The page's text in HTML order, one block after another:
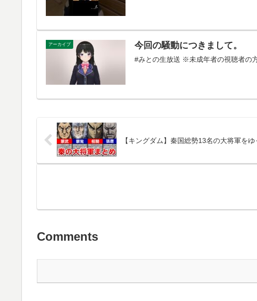
アーカイブ 今回の騒動につきまして。
#みとの生放送 ※未成年者の視聴者の
【キングダム】秦国総勢13名の大将軍を
Comments